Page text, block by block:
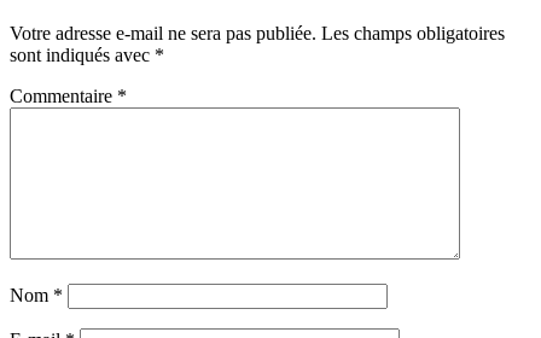
Votre adresse e-mail ne sera pas publiée. Les champs obligatoires
sont indiqués avec *
Commentaire *
Nom *